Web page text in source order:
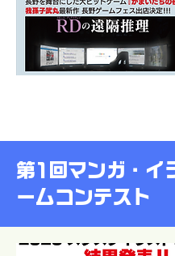
第1回マンガ・イ
ームコンテスト